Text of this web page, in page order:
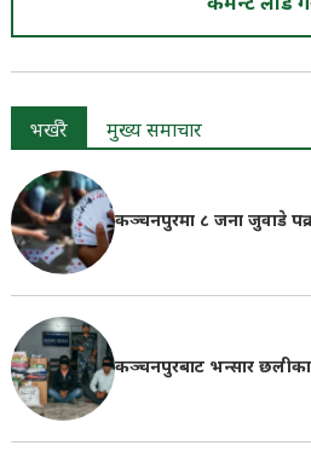
भर्खरै मुख्य समाचार
कञ्चनपुरमा ८ जना जुवाडे
कञ्चनपुरबाट भन्सार